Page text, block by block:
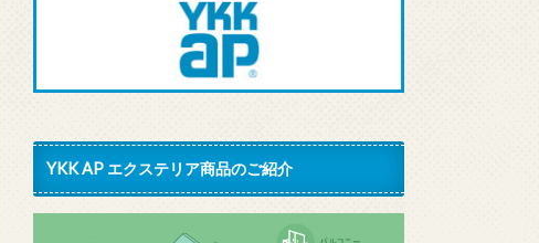
YKK AP エクステリア商品のご紹介